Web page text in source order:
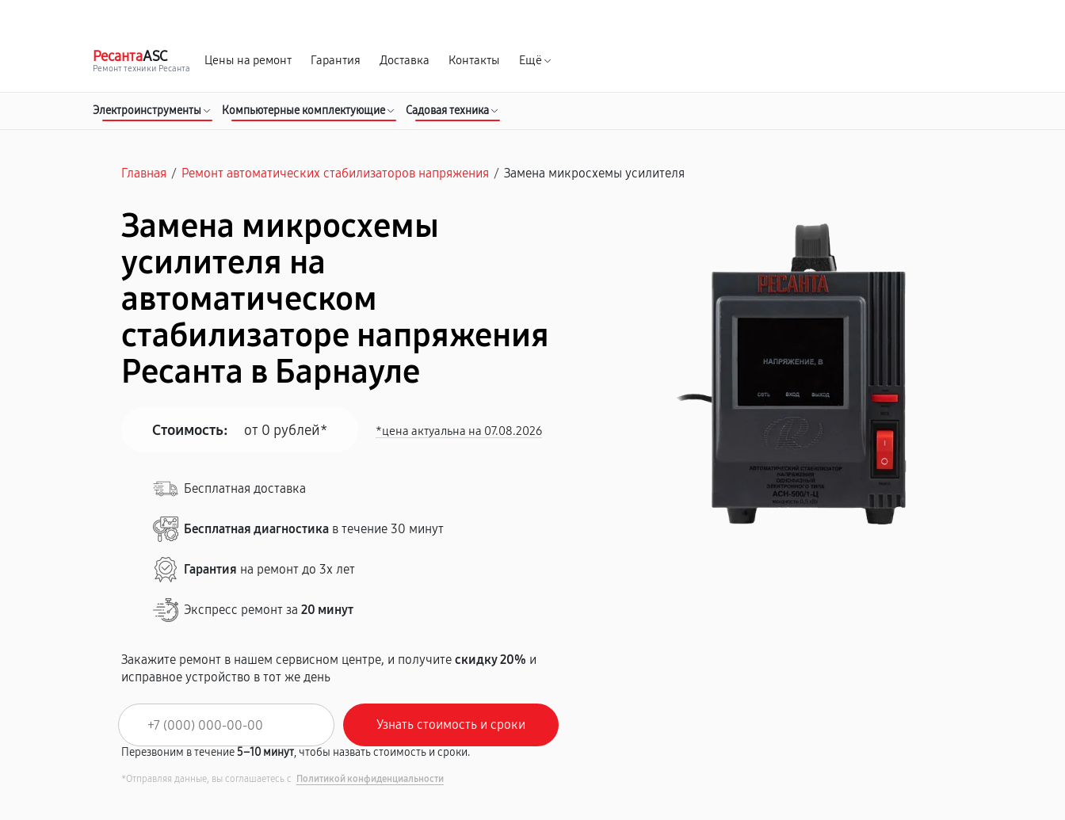
РесантаASC
Ремонт техники Ресанта
Цены на ремонт Гарантия Доставка Контакты Ещё
Электроинструменты Компьютерные комплектующие Садовая техника
Главная / Ремонт автоматических стабилизаторов напряжения / Замена микросхемы усилителя
Замена микросхемы
усилителя на
автоматическом
стабилизаторе напряжения
Ресанта в Барнауле
Стоимость: от 0 рублей* *цена актуальна на 07.08.2026
Бесплатная доставка
Бесплатная диагностика в течение 30 минут
Гарантия на ремонт до 3х лет
Экспресс ремонт за20 минут
Закажите ремонт в нашем сервисном центре, и получитескидку 20% и
исправное устройство в тот же день
Перезвоним в течение5–10 минут, чтобы назвать стоимость и сроки.
*Отправляя данные, вы соглашаетесь с Политикой конфиденциальности